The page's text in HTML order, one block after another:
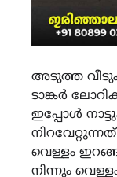
അടുത്ത
ടാങ്കർ
ഇപ്പോൾ
വെള്ളം
നിന്നും